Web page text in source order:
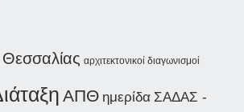
Θεσσαλίας αρχιτεκτονικοί διαγωνισμοί
ΑΠΘ ημερίδα ΣΑΔΑΣ -